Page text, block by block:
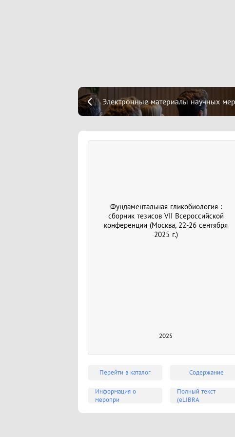
Электронные материалы научных
Фундаментальная гликобиология :
сборник тезисов VII Всероссийской
конференции (Москва, 22-26 сентября
2025 г.)
2025
Перейти в каталог Содержание
Информация о
меропри
Полный текст
(eLIBRA